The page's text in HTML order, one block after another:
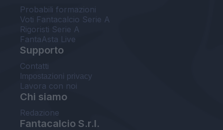
Probabili formazioni
Voti Fantacalcio Serie A
Rigoristi Serie A
FantaAsta Live
Supporto
Contatti
Impostazioni privacy
Lavora con noi
Chi siamo
Redazione
Fantacalcio S.r.l.